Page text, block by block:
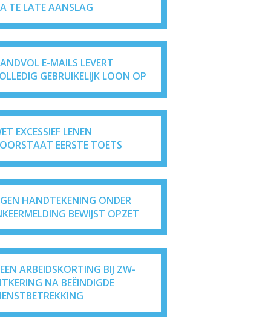
TE LATE AANSLAG
E-MAILS LEVERT
GEBRUIKELIJK LOON OP
EXCESSIEF LENEN
EERSTE TOETS
HANDTEKENING ONDER
BEWIJST OPZET
ARBEIDSKORTING BIJ ZW-
NA BEËINDIGDE